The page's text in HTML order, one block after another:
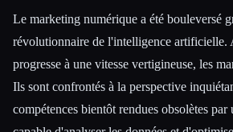
À propos
Le marketing numérique a été bouleversé
révolutionnaire de l'intelligence artificielle.
progresse à une vitesse vertigineuse, les
Ils sont confrontés à la perspective
compétences bientôt rendues obsolètes